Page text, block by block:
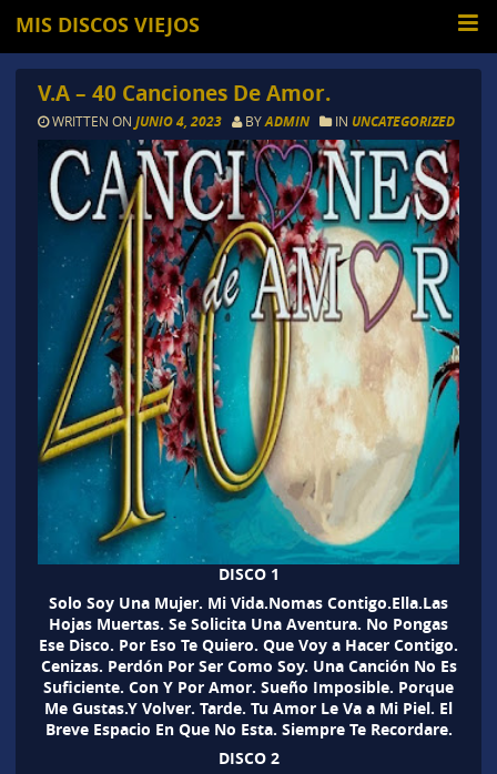
MIS DISCOS VIEJOS
V.A – 40 Canciones De Amor.
WRITTEN ON JUNIO 4, 2023 BYADMIN IN UNCATEGORIZED
DISCO 1
Solo Soy Una Mujer. Mi Vida.Nomas Contigo.Ella.Las
Hojas Muertas. Se Solicita Una Aventura. No Pongas
Ese Disco. Por Eso Te Quiero. Que Voy a Hacer Contigo.
Cenizas. Perdón Por Ser Como Soy. Una Canción No Es
Suficiente. Con Y Por Amor. Sueño Imposible. Porque
Me Gustas.Y Volver. Tarde. Tu Amor Le Va a Mi Piel. El
Breve Espacio En Que No Esta. Siempre Te Recordare.
DISCO 2